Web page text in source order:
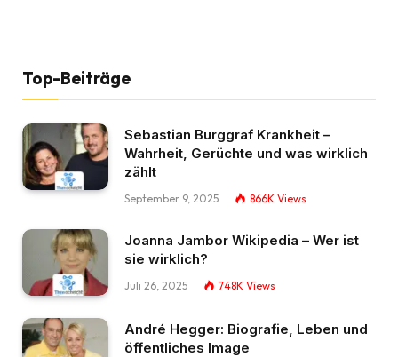
Top-Beiträge
Sebastian Burggraf Krankheit –
Wahrheit, Gerüchte und was wirklich
zählt
September 9, 2025 866K Views
Joanna Jambor Wikipedia – Wer ist
sie wirklich?
Juli 26, 2025 748K Views
André Hegger: Biografie, Leben und
öffentliches Image